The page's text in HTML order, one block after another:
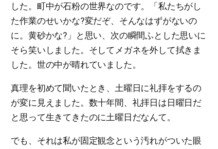
した。町中が石粉の世界なのです。「私たちがし
た作業のせいかな?変だぞ、そんなはずがないの
に。黄砂かな?」と思い、次の瞬間ふとした思いに
そら笑いしました。そしてメガネを外して拭きま
した。世の中が晴れていました。
真理を初めて聞いたとき、土曜日に礼拝をするの
が変に見えました。数十年間、礼拝日は日曜日だ
と思って生きてきたのに土曜日だなんて。
でも、それは私が固定観念という汚れがついた眼